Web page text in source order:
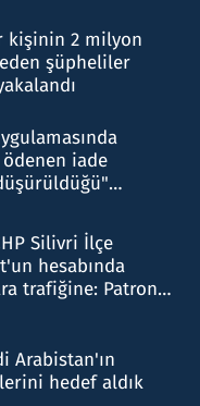
kişinin 2 milyon
şüpheliler
iade
Silivri İlçe
hesabında
trafiğine: Patron
Arabistan'ın
hedef aldık